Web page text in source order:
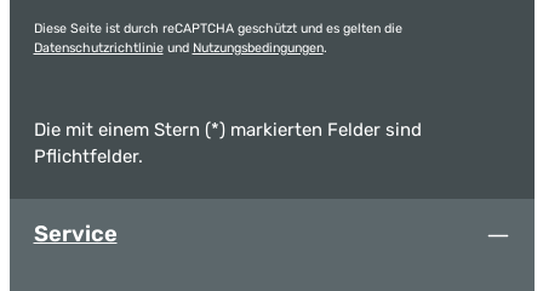
Diese Seite ist durch reCAPTCHA geschützt und es gelten die
Datenschutzrichtlinieund Nutzungsbedingungen.
Die mit einem Stern (*) markierten Felder sind
Pflichtfelder.
Service